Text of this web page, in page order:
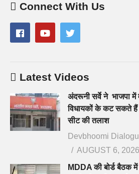
Connect With Us
Latest Videos
अंदरूनी सर्वे ने भाजपा
विधायकों के कट सकते
सीट की तलाश
Devbhoomi
AUGUST 6, 2026
MDDA की बोर्ड बैठक में